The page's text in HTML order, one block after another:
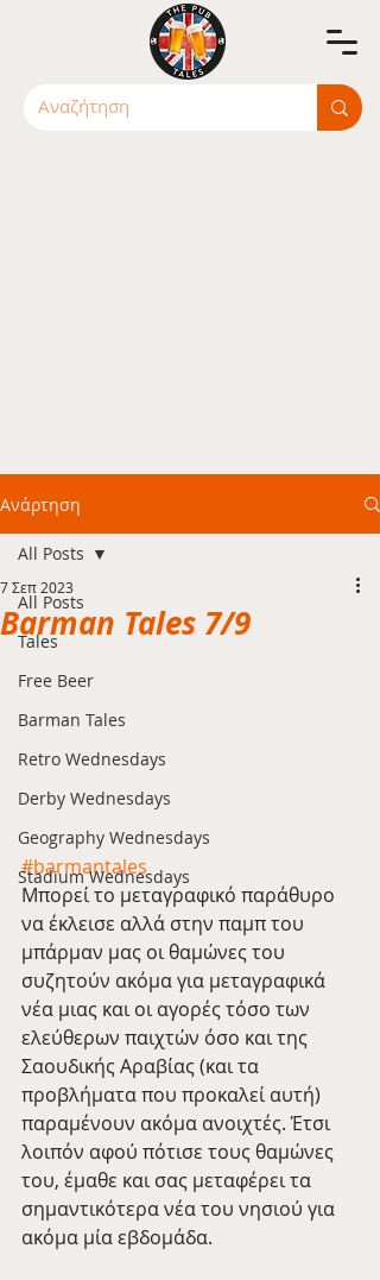
Ανάρτηση
All Posts
Tales
Free Beer
Barman Tales
Retro Wednesdays
Derby Wednesdays
Geography Wednesdays
Stadium Wednesdays
All Posts
Barman Tales 7/9
7 Σεπ 2023
#barmantales
Μπορεί το μεταγραφικό παράθυρο
να έκλεισε αλλά στην παμπ του
μπάρμαν μας οι θαμώνες του
συζητούν ακόμα για μεταγραφικά
νέα μιας και οι αγορές τόσο των
ελεύθερων παιχτών όσο και της
Σαουδικής Αραβίας (και τα
προβλήματα που προκαλεί αυτή)
παραμένουν ακόμα ανοιχτές. Έτσι
λοιπόν αφού πότισε τους θαμώνες
του, έμαθε και σας μεταφέρει τα
σημαντικότερα νέα του νησιού για
ακόμα μία εβδομάδα.